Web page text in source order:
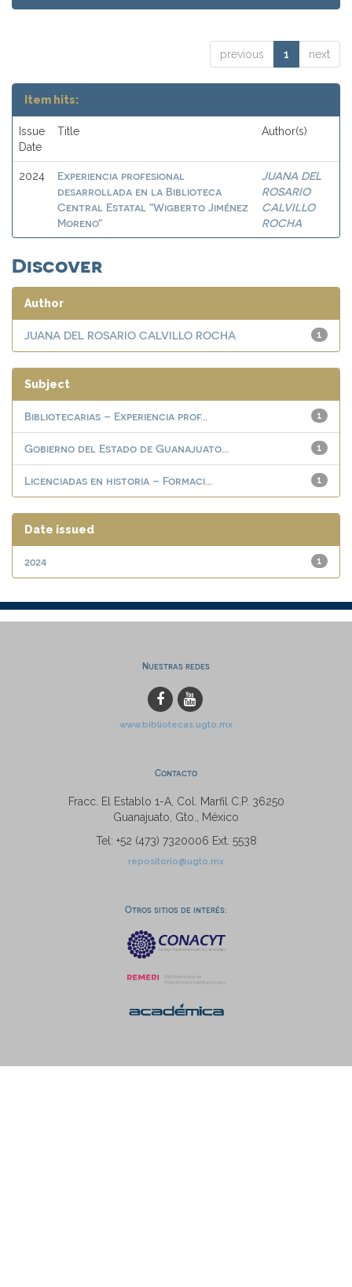
previous 1 next
Item hits:
Issue
Date
Title Author(s)
2024
Experiencia profesional
desarrollada en la Biblioteca
Central Estatal "Wigberto Jiménez
Moreno"
JUANA DEL
ROSARIO
CALVILLO
ROCHA
Discover
Author
1
JUANA DEL ROSARIO CALVILLO ROCHA
Subject
1
Bibliotecarias – Experiencia prof...
1
Gobierno del Estado de Guanajuato...
1
Licenciadas en historia – Formaci...
Date issued
1
2024
Nuestras redes
www.bibliotecas.ugto.mx
Contacto
Fracc. El Establo 1-A, Col. Marfil C.P. 36250
Guanajuato, Gto., México
Tel: +52 (473) 7320006 Ext. 5538
repositorio@ugto.mx
Otros sitios de interés: